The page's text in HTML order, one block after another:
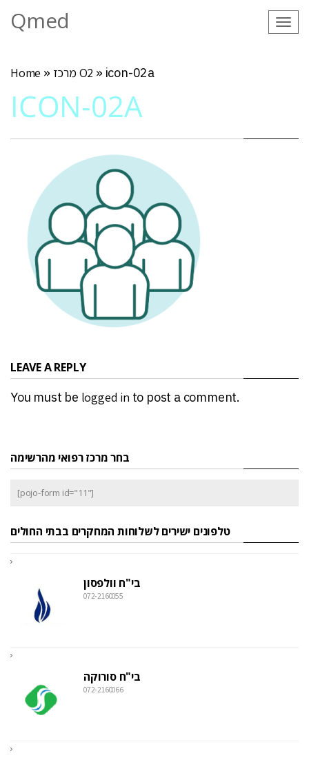
Qmed
Home » מרכז O2 » icon-02a
ICON-02A
LEAVE A REPLY
You must be logged in to post a comment.
בחר מרכז רפואי מהרשימה
[pojo-form id="11"]
טלפונים ישירים לשלוחות המחקרים בבתי החולים
בי"ח וולפסון
072-2160055
בי"ח סורוקה
072-2160066